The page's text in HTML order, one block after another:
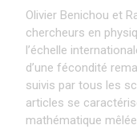
Olivier Benichou et
chercheurs en
l’échelle
d’une fécondité
suivis par tous les
articles se
mathématique